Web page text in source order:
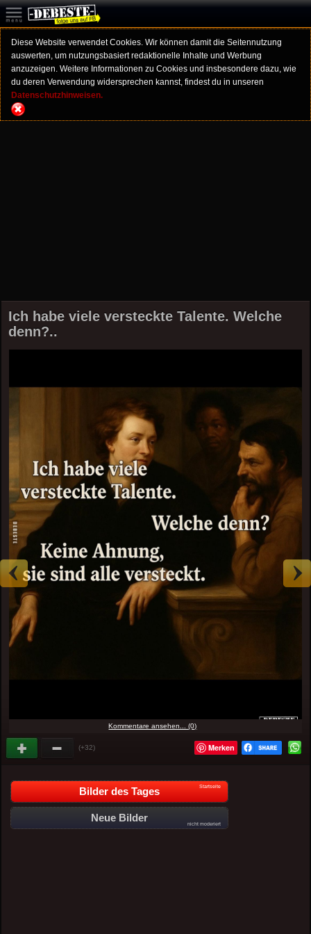
Diese Website verwendet Cookies. Wir können damit die Seitennutzung
auswerten, um nutzungsbasiert redaktionelle Inhalte und Werbung
anzuzeigen. Weitere Informationen zu Cookies und insbesondere dazu, wie
du deren Verwendung widersprechen kannst, findest du in unseren
Datenschutzhinweisen.
Ich habe viele versteckte Talente. Welche
denn?..
Kommentare ansehen... (0)
(+32) Merken
Bilder des Tages Startseite
Neue Bilder
nicht moderiert